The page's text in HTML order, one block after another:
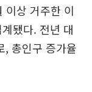
이상 거주한 이
됐다. 전년 대
총인구 증가율